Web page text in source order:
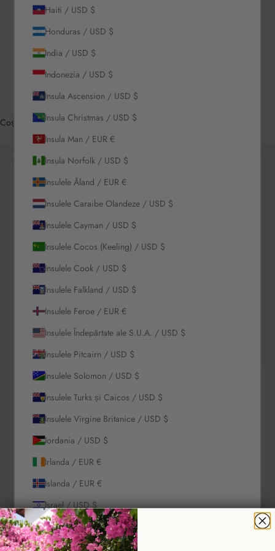
CONECTEAZĂ-
US / USD $
Română
Limbă
Coș
Coșul tău este gol
Mărește
Haiti / USD $
Honduras / USD $
India / USD $
Indonezia / USD $
Insula Ascension / USD $
Insula Christmas / USD $
Insula Man / EUR €
Insula Norfolk / USD $
Insulele Åland / EUR €
Insulele Caraibe Olandeze / USD $
Insulele Cayman / USD $
Insulele Cocos (Keeling) / USD $
Insulele Cook / USD $
Insulele Falkland / USD $
Insulele Feroe / EUR €
Insulele Îndepărtate ale S.U.A. / USD $
Insulele Pitcairn / USD $
Insulele Solomon / USD $
Insulele Turks și Caicos / USD $
Insulele Virgine Britanice / USD $
Iordania / USD $
Irlanda / EUR €
Islanda / EUR €
Israel / USD $
Italia / EUR €
Jamaica / USD $